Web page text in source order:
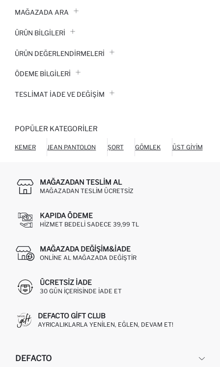
MAĞAZADA ARA
ÜRÜN BILGILERI
ÜRÜN DEĞERLENDİRMELERİ
ÖDEME BİLGİLERİ
TESLIMAT İADE VE DEĞIŞIM
POPÜLER KATEGORILER
KEMER JEAN PANTOLON ŞORT GÖMLEK ÜST GIYIM
MAĞAZADAN TESLIM AL
MAĞAZADAN TESLIM ÜCRETSIZ
KAPIDA ÖDEME
HIZMET BEDELI SADECE 39,99 TL
MAĞAZADA DEĞIŞIM&İADE
ONLINE AL MAĞAZADA DEĞIŞTIR
ÜCRETSIZ IADE
30 GÜN IÇERISINDE IADE ET
DEFACTO GIFT CLUB
AYRICALIKLARLA YENILEN, EĞLEN, DEVAM ET!
DEFACTO